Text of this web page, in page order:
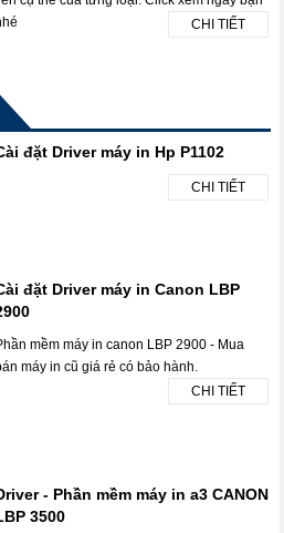
CHI TIẾT
đặt Driver máy in Hp P1102
CHI TIẾT
đặt Driver máy in Canon LBP
mềm máy in canon LBP 2900 - Mua
máy in cũ giá rẻ có bảo hành.
CHI TIẾT
- Phần mềm máy in a3 CANON
3500